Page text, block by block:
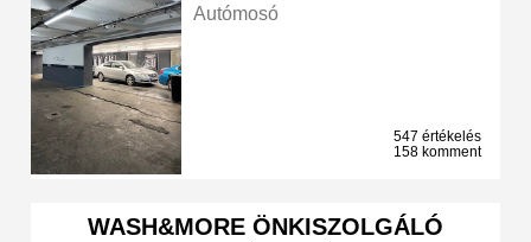
Autómosó
547 értékelés
158 komment
WASH&MORE ÖNKISZOLGÁLÓ